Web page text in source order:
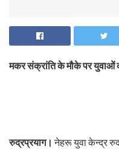
मकर संक्रांति के मौके पर युवाओं
रुद्रप्रयाग। नेहरू युवा केन्द्र